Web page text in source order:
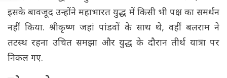
इसके बावजूद उन्होंने महाभारत युद्ध में किसी भी पक्ष का समर्थन
नहीं किया. श्रीकृष्ण जहां पांडवों के साथ थे, वहीं बलराम ने
तटस्थ रहना उचित समझा और युद्ध के दौरान तीर्थ यात्रा पर
निकल गए.